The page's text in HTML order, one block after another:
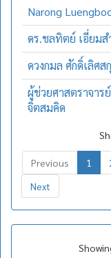
Narong
ดร.ชลทิตย์ เอี่ยมส
ดวงกมล ศักดิ์เลิศส
ผู้ช่วยศาสตราจาร
จิตสมคิด
Previous 1
Next